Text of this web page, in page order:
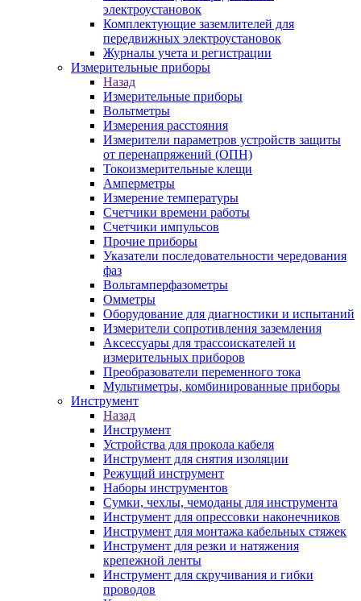
электроустановок
Комплектующие заземлителей для
передвижных электроустановок
Журналы учета и регистрации
Измерительные приборы
Назад
Измерительные приборы
Вольтметры
Измерения расстояния
Измерители параметров устройств защиты
от перенапряжений (ОПН)
Токоизмерительные клещи
Амперметры
Измерение температуры
Счетчики времени работы
Счетчики импульсов
Прочие приборы
Указатели последовательности чередования
фаз
Вольтамперфазометры
Омметры
Оборудование для диагностики и испытаний
Измерители сопротивления заземления
Аксессуары для трассоискателей и
измерительных приборов
Преобразователи переменного тока
Мультиметры, комбинированные приборы
Инструмент
Назад
Инструмент
Устройства для прокола кабеля
Инструмент для снятия изоляции
Режущий инструмент
Наборы инструментов
Сумки, чехлы, чемоданы для инструмента
Инструмент для опрессовки наконечников
Инструмент для монтажа кабельных стяжек
Инструмент для резки и натяжения
крепежной ленты
Инструмент для скручивания и гибки
проводов